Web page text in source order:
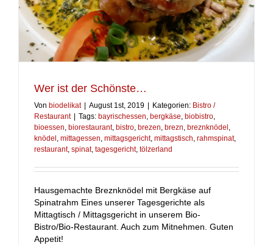
Wer ist der Schönste…
Von biodelikat August 1st, 2019 Kategorien: Bistro /
Restaurant
Tags: bayrischessen, bergkäse, biobistro,
bioessen, biorestaurant, bistro, brezen, brezn, breznknödel ,
knödel , mittagessen, mittagsgericht, mittagstisch, rahmspinat,
restaurant, spinat, tagesgericht, tölzerland
Hausgemachte Breznknödel mit Bergkäse auf
Spinatrahm Eines unserer Tagesgerichte als
Mittagtisch / Mittagsgericht in unserem Bio-
Bistro/Bio-Restaurant. Auch zum Mitnehmen. Guten
Appetit!